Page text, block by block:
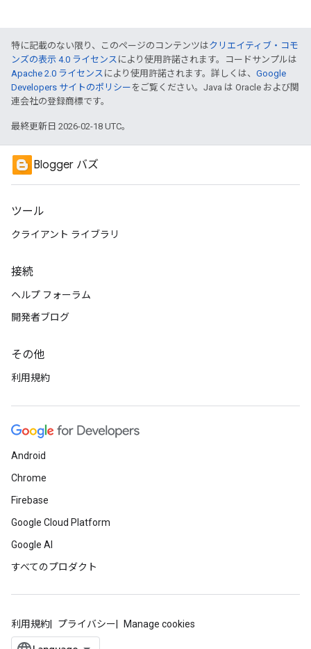
特に記載のない限り、このページのコンテンツはクリエイティブ・コモ
ンズの表示 4.0 ライセンス により使用許諾されます。コードサンプルは
Apache 2.0 ライセンス により使用許諾されます。詳しくは、 Google
Developers サイトのポリシー をご覧ください。Java は Oracle および関
連会社の登録商標です。
最終更新日 2026-02-18 UTC。
Blogger バズ
ツール
クライアント ライブラリ
接続
ヘルプ フォーラム
開発者ブログ
その他
利用規約
Android
Chrome
Firebase
Google Cloud Platform
Google AI
すべてのプロダクト
利用規約 プライバシー Manage cookies